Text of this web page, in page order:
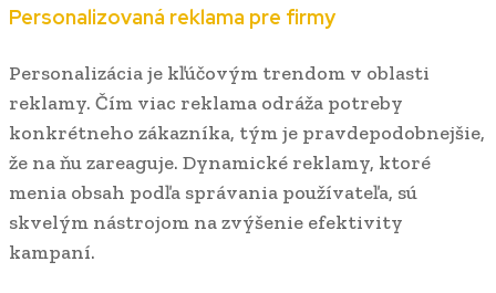
Personalizovaná reklama pre firmy
Personalizácia je kľúčovým trendom v oblasti
reklamy. Čím viac reklama odráža potreby
konkrétneho zákazníka, tým je pravdepodobnejšie,
že na ňu zareaguje. Dynamické reklamy, ktoré
menia obsah podľa správania používateľa, sú
skvelým nástrojom na zvýšenie efektivity
kampaní.